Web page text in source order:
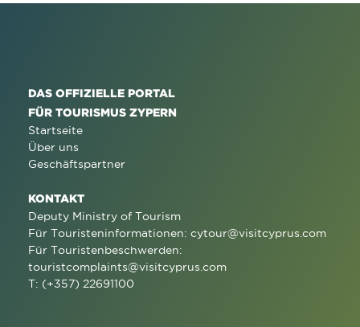
DAS OFFIZIELLE PORTAL
FÜR TOURISMUS ZYPERN
Startseite
Über uns
Geschäftspartner
KONTAKT
Deputy Ministry of Tourism
Für Touristeninformationen: cytour@visitcyprus.com
Für Touristenbeschwerden:
touristcomplaints@visitcyprus.com
T: (+357) 22691100